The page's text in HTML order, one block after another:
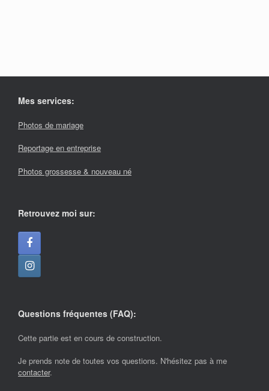
Mes services:
Photos de mariage
Reportage en entreprise
Photos grossesse & nouveau né
Retrouvez moi sur:
Questions fréquentes (FAQ):
Cette partie est en cours de construction.
Je prends note de toutes vos questions. N'hésitez pas à me
contacter.